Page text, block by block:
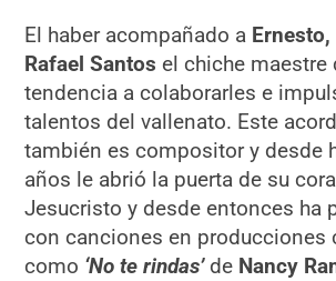
El haber acompañado a Ernesto,
Rafael Santos el chiche maestre
tendencia a colaborarles e
talentos del vallenato. Este
también es compositor y desde
años le abrió la puerta de su
Jesucristo y desde entonces ha
con canciones en producciones
como ‘No te rindas’de Nancy